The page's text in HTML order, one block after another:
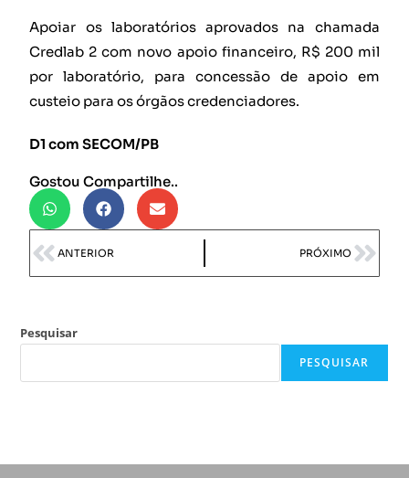
Apoiar os laboratórios aprovados na chamada
Credlab 2 com novo apoio financeiro, R$ 200 mil
por laboratório, para concessão de apoio em
custeio para os órgãos credenciadores.
D1 com SECOM/PB
Gostou Compartilhe..
ANTERIOR PRÓXIMO
Pesquisar
PESQUISAR